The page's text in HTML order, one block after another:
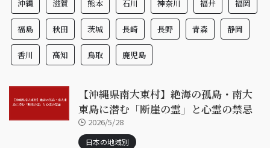
沖縄 滋賀 熊本 石川 神奈川 福井 福岡
福島 秋田 茨城 長崎 長野 青森 静岡
香川 高知 鳥取 鹿児島
【沖縄県南大東村】絶海の孤島・南大
東島に潜む「断崖の霊」と心霊の禁忌
2026/5/28
日本の地域別